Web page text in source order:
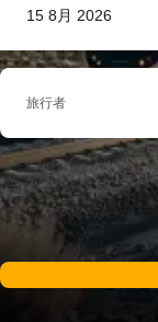
15 8月 2026
旅行者